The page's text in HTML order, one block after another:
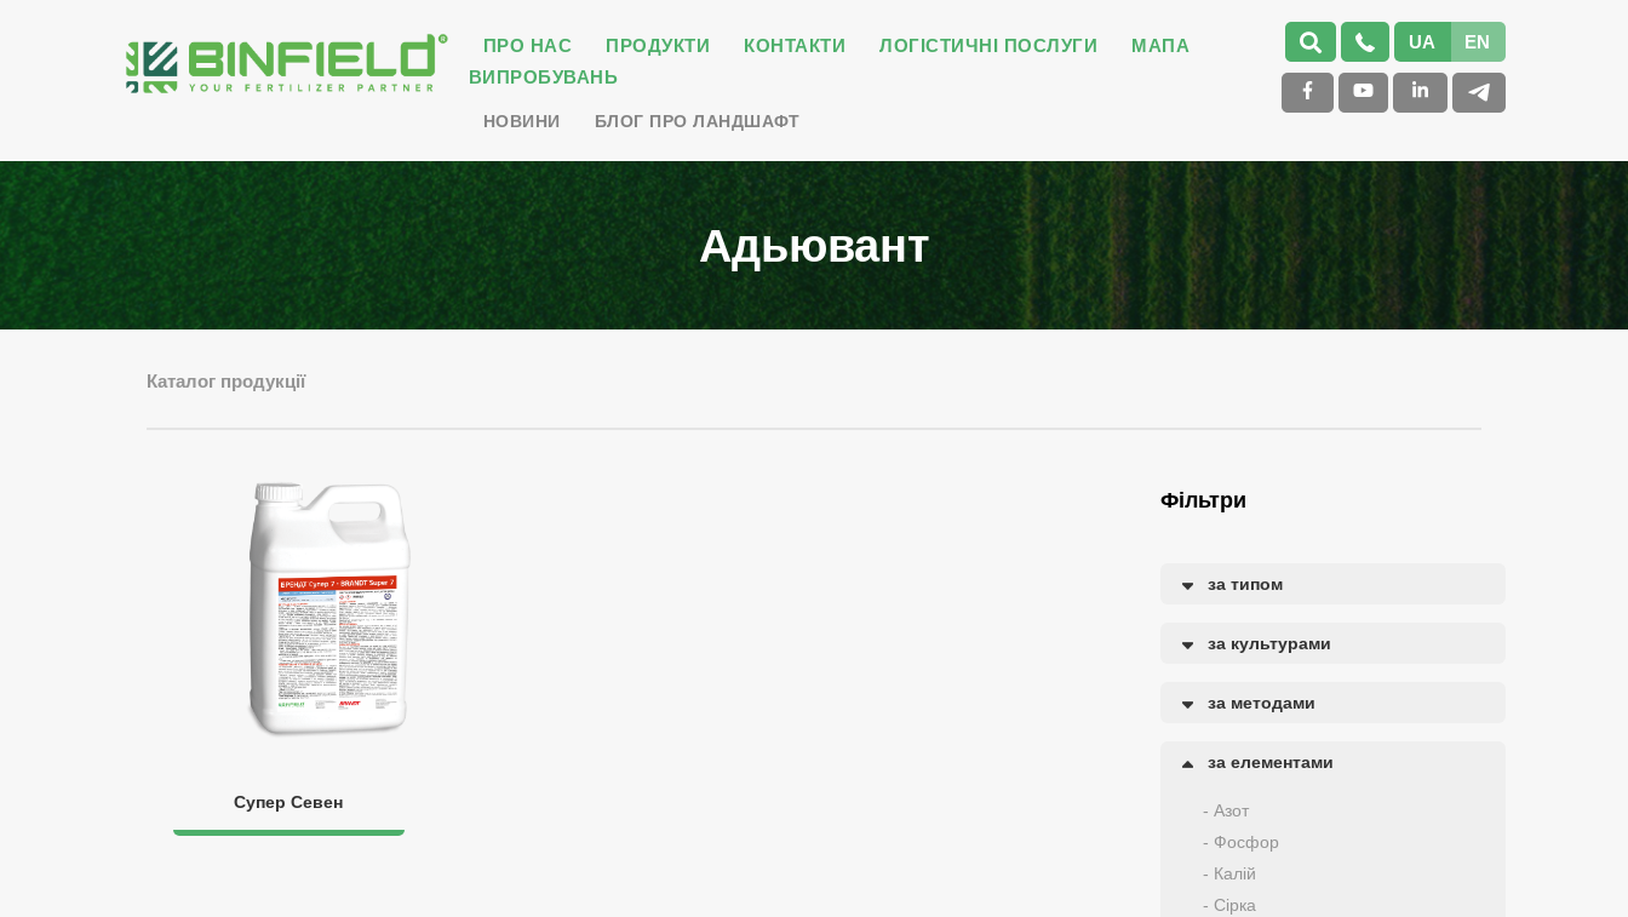
ПРО НАС ПРОДУКТИ КОНТАКТИ ЛОГІСТИЧНІ ПОСЛУГИ
МАПА
ВИПРОБУВАНЬ
НОВИНИ БЛОГ ПРО ЛАНДШАФТ
UA EN
Адьювант
Каталог продукції
Супер Севен
Фільтри
за типом
за культурами
за методами
за елементами
- Азот
- Фосфор
- Калій
- Сірка